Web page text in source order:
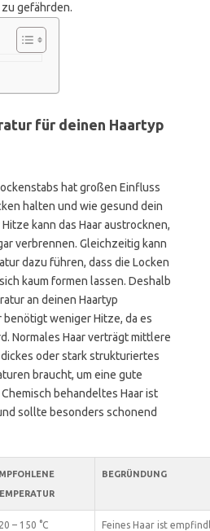
gefährden.
für deinen Haartyp
hat großen Einfluss
halten und wie gesund dein
kann das Haar austrocknen,
verbrennen. Gleichzeitig kann
dazu führen, dass die Locken
kaum formen lassen. Deshalb
an deinen Haartyp
benötigt weniger Hitze, da es
Normales Haar verträgt mittlere
oder stark strukturiertes
braucht, um eine gute
behandeltes Haar ist
sollte besonders schonend
BEGRÜNDUNG
– 150 °C
Feines Haar ist